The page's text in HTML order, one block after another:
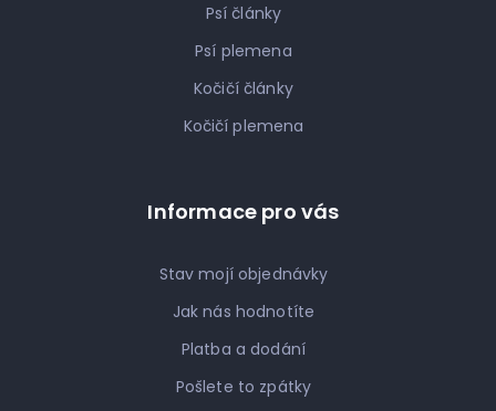
Psí články
Psí plemena
Kočičí články
Kočičí plemena
Informace pro vás
Stav mojí objednávky
Jak nás hodnotíte
Platba a dodání
Pošlete to zpátky